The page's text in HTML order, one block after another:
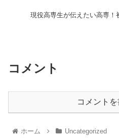
現役高専生が伝えたい高専！
コメント
コメント
ホーム Uncategorized